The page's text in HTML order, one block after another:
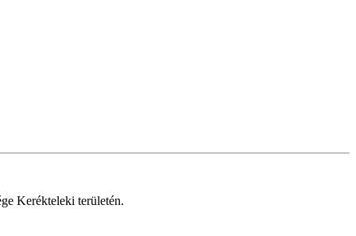
Kerékteleki területén.